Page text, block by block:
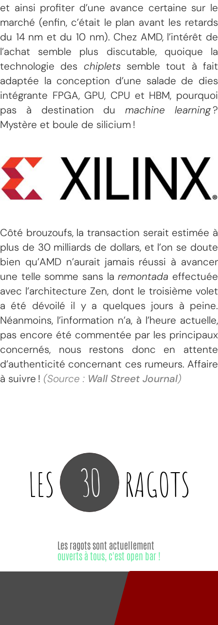
et ainsi profiter d’une avance certaine sur le
marché (enfin, c’était le plan avant les retards
du 14 nm et du 10 nm). Chez AMD, l’intérêt de
l’achat semble plus discutable, quoique la
technologie des chipletssemble tout à fait
adaptée la conception d’une salade de dies
intégrante FPGA, GPU, CPU et HBM, pourquoi
pas à destination dumachine learning?
Mystère et boule de silicium !
Côté brouzoufs, la transaction serait estimée à
plus de 30 milliards de dollars, et l’on se doute
bien qu’AMD n’aurait jamais réussi à avancer
une telle somme sans laremontada effectuée
avec l’architecture Zen, dont le troisième volet
a été dévoilé il y a quelques jours à peine.
Néanmoins, l’information n’a, à l’heure actuelle,
pas encore été commentée par les principaux
concernés, nous restons donc en attente
d’authenticité concernant ces rumeurs. Affaire
à suivre ! (Source : Wall Street Journal)
LES 30 RAGOTS
Les ragots sont actuellement
ouverts à tous, c'est open bar !